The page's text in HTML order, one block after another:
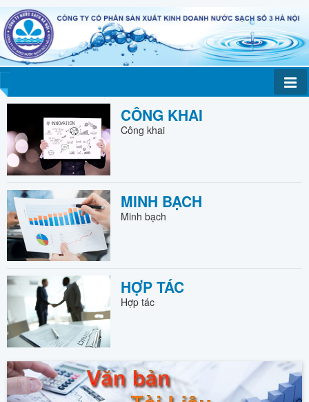
CÔNG KHAI
Công khai
MINH BẠCH
Minh bạch
HỢP TÁC
Hợp tác